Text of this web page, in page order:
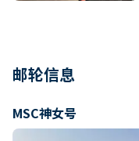
邮轮信息
MSC神女号